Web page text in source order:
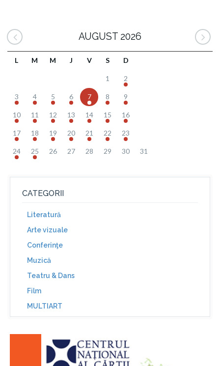
AUGUST 2026
L M M J V S D
1 2
3 4 5 6 7 8 9
10 11 12 13 14 15 16
17 18 19 20 21 22 23
24 25 26 27 28 29 30 31
CATEGORII
Literatură
Arte vizuale
Conferinţe
Muzică
Teatru & Dans
Film
MULTIART